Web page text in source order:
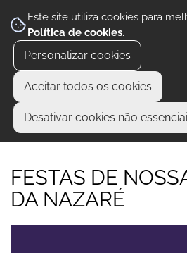
Este site utiliza cookies para
Política de cookies.
Personalizar cookies
Aceitar todos os cookies
Desativar cookies não
FESTAS DE
DA NAZARÉ